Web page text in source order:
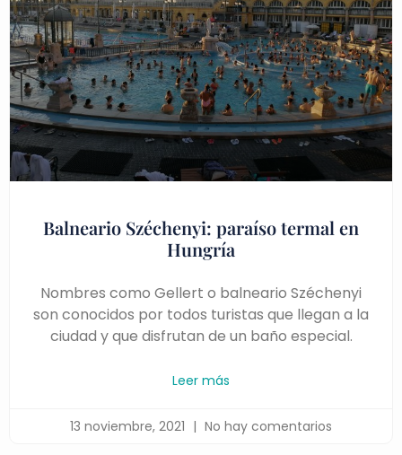
Balneario Széchenyi: paraíso termal en
Hungría
Nombres como Gellert o balneario Széchenyi
son conocidos por todos turistas que llegan a la
ciudad y que disfrutan de un baño especial.
Leer más
13 noviembre, 2021 No hay comentarios